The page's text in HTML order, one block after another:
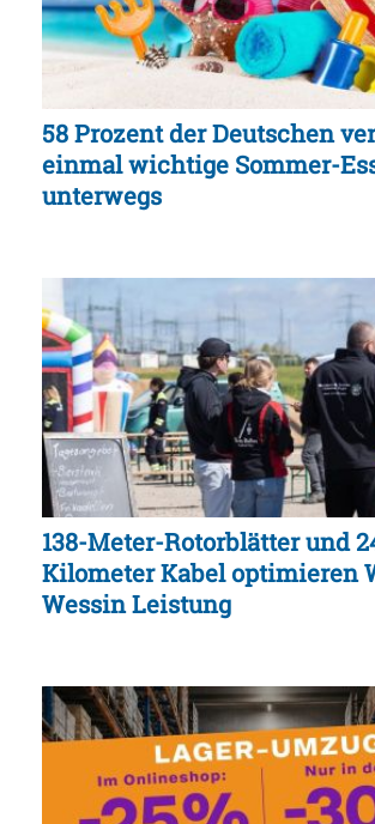
58 Prozent der Deutschen
einmal wichtige Sommer-
unterwegs
138-Meter-Rotorblätter und
Kilometer Kabel optimieren
Wessin Leistung